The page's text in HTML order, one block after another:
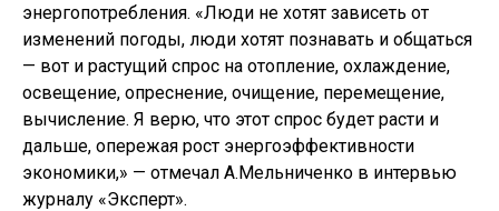
энергопотребления. «Люди не хотят зависеть от
изменений погоды, люди хотят познавать и общаться
— вот и растущий спрос на отопление, охлаждение,
освещение, опреснение, очищение, перемещение,
вычисление. Я верю, что этот спрос будет расти и
дальше, опережая рост энергоэффективности
экономики,» — отмечал А.Мельниченко в интервью
журналу «Эксперт».